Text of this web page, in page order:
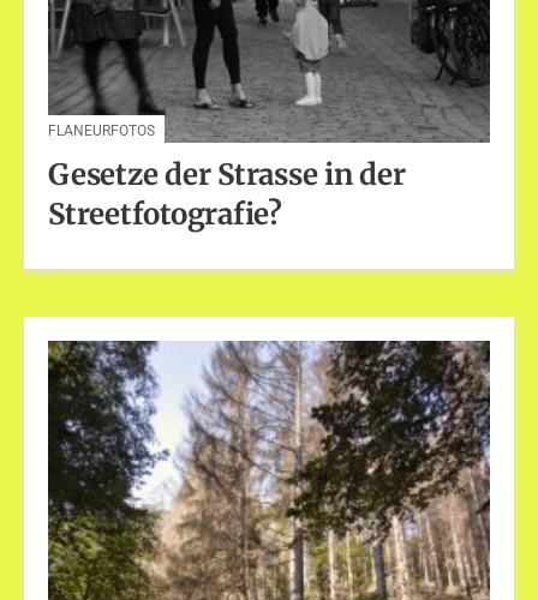
FLANEURFOTOS
Gesetze der Strasse in der
Streetfotografie?